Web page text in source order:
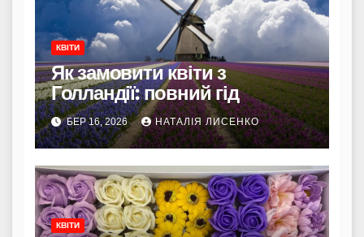
КВІТИ
Як замовити квіти з
Голландії: повний гід
БЕР 16, 2026 НАТАЛІЯ ЛИСЕНКО
КВІТИ